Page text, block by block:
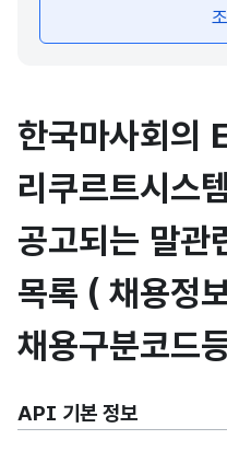
한국마사회의
리쿠르트시스
공고되는 말관
목록 ( 채용정
채용구분코드
API 기본 정보